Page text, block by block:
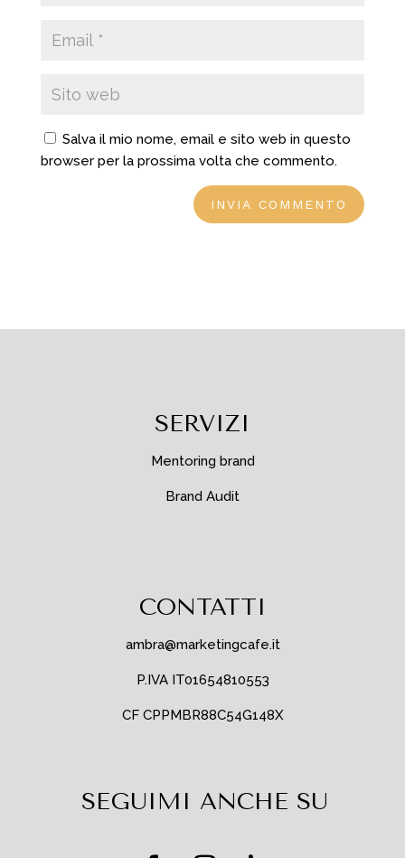
Salva il mio nome, email e sito web in questo
browser per la prossima volta che commento.
SERVIZI
Mentoring brand
Brand Audit
CONTATTI
ambra@marketingcafe.it
P.IVA IT01654810553
CF CPPMBR88C54G148X
SEGUIMI ANCHE SU